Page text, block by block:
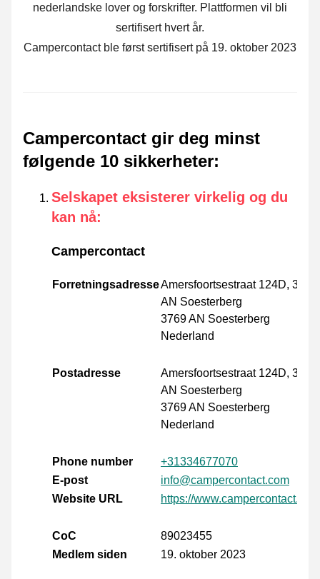
nederlandske lover og forskrifter. Plattformen vil bli
sertifisert hvert år.
Campercontact ble først sertifisert på 19. oktober 2023
Campercontact gir deg minst
følgende 10 sikkerheter:
Selskapet eksisterer virkelig og du
kan nå:
Campercontact
ForretningsadresseAmersfoortsestraat 124D, 3769
AN Soesterberg
3769 AN Soesterberg
Nederland
Postadresse
Amersfoortsestraat 124D, 3769
AN Soesterberg
3769 AN Soesterberg
Nederland
Phone number
+31334677070
E-post
info@campercontact.com
Website URL
https://
CoC
89023455
Medlem siden
19. oktober 2023